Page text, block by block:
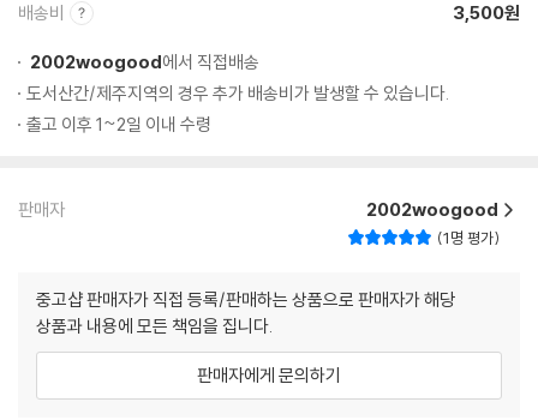
배송비 3,500원
2002woogood에서 직접배송
도서산간/제주지역의 경우 추가 배송비가 발생할 수 있습니다.
출고 이후 1~2일 이내 수령
판매자 2002woogood
1명 평가
중고샵 판매자가 직접 등록/판매하는 상품으로 판매자가 해당
상품과 내용에 모든 책임을 집니다.
판매자에게 문의하기